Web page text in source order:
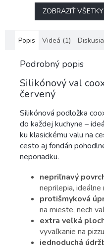
ZOBRAZIŤ
Popis Videá (1) Diskusia
Podrobný popis
Silikónový val
červený
Silikónová podložka
do každej kuchyne –
ku klasickému valu na
cesto aj fondán
neporiadku.
nepriľnavý
neprilepia,
protišmyková
na mieste, nech
extra veľká
vyvaľkanie na
jednoduchá